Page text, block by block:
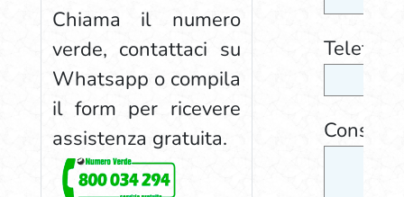
Chiama il numero
verde, contattaci su
Whatsapp o compila
il form per ricevere
assistenza gratuita.